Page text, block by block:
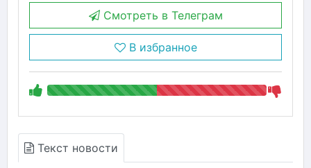
Смотреть в Телеграм
В избранное
Текст новости